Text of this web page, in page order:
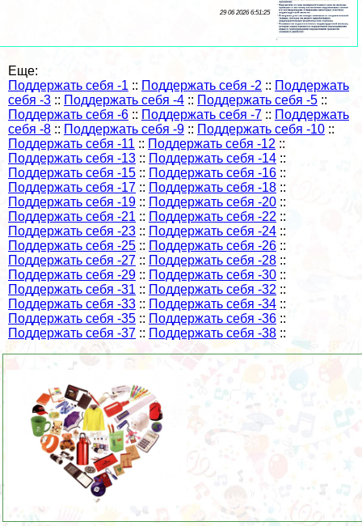
29 06 2026 6:51:25
Еще:
Поддержать себя -1 :: Поддержать себя -2 :: Поддержать
себя -3 :: Поддержать себя -4 :: Поддержать себя -5 ::
Поддержать себя -6 :: Поддержать себя -7 :: Поддержать
себя -8 :: Поддержать себя -9 :: Поддержать себя -10 ::
Поддержать себя -11 :: Поддержать себя -12 ::
Поддержать себя -13 :: Поддержать себя -14 ::
Поддержать себя -15 :: Поддержать себя -16 ::
Поддержать себя -17 :: Поддержать себя -18 ::
Поддержать себя -19 :: Поддержать себя -20 ::
Поддержать себя -21 :: Поддержать себя -22 ::
Поддержать себя -23 :: Поддержать себя -24 ::
Поддержать себя -25 :: Поддержать себя -26 ::
Поддержать себя -27 :: Поддержать себя -28 ::
Поддержать себя -29 :: Поддержать себя -30 ::
Поддержать себя -31 :: Поддержать себя -32 ::
Поддержать себя -33 :: Поддержать себя -34 ::
Поддержать себя -35 :: Поддержать себя -36 ::
Поддержать себя -37 :: Поддержать себя -38 ::